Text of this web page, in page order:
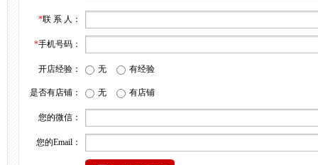
*联 系 人：
*手机号码：
开店经验： 无 有经验
是否有店铺： 无 有店铺
您的微信：
您的Email：